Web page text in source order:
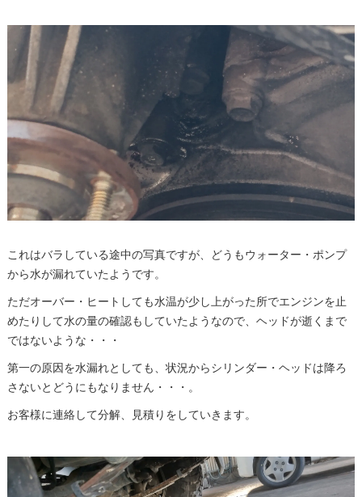
これはバラしている途中の写真ですが、どうもウォーター・ポンプ
から水が漏れていたようです。
ただオーバー・ヒートしても水温が少し上がった所でエンジンを止
めたりして水の量の確認もしていたようなので、ヘッドが逝くまで
ではないような・・・
第一の原因を水漏れとしても、状況からシリンダー・ヘッドは降ろ
さないとどうにもなりません・・・。
お客様に連絡して分解、見積りをしていきます。